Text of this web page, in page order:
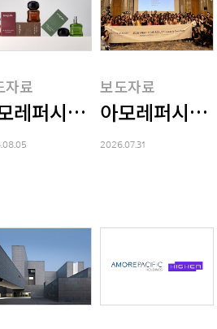
터 선정 '韓 1위 더마 스
자료
레퍼시픽, 2026 레드닷
보도자료
아모레퍼시픽
2026.07.31